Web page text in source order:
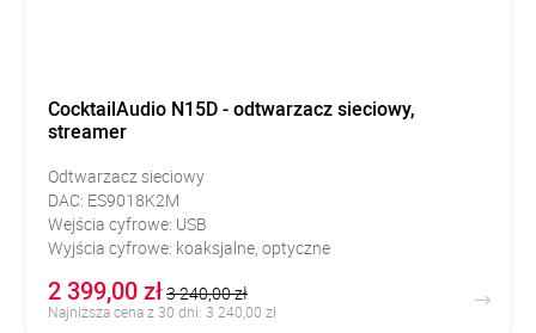
CocktailAudio N15D - odtwarzacz sieciowy,
streamer
Odtwarzacz sieciowy
DAC: ES9018K2M
Wejścia cyfrowe: USB
Wyjścia cyfrowe: koaksjalne, optyczne
2 399,00 zł3 240,00 zł
Najniższa cena z 30 dni: 3 240,00 zł